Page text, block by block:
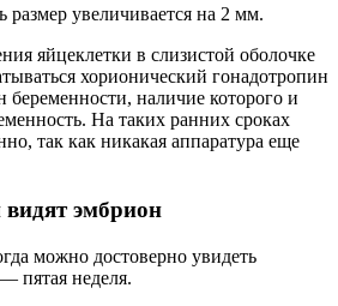
увеличивается на 2 мм.
яйцеклетки в слизистой оболочке
хорионический гонадотропин
наличие которого и
На таких ранних сроках
так как никакая аппаратура еще
видят эмбрион
можно достоверно увидеть
пятая неделя.